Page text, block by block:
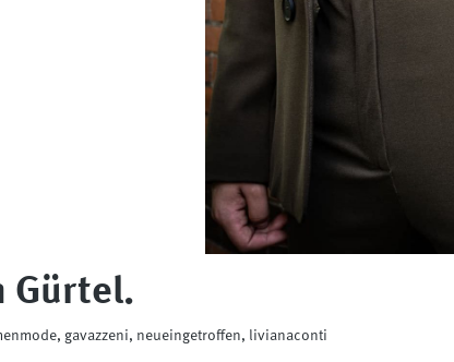
Gürtel.
gavazzeni, neueingetroffen, livianaconti